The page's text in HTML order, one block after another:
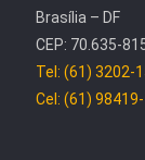
Brasília – DF
CEP: 70.635-
Tel: (61) 3202-
Cel: (61)